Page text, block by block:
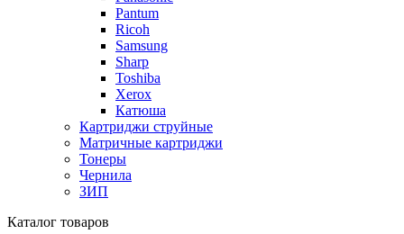
Pantum
Ricoh
Samsung
Sharp
Toshiba
Xerox
Катюша
Картриджи струйные
Матричные картриджи
Тонеры
Чернила
ЗИП
Каталог товаров